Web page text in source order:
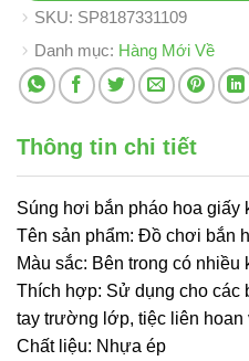
SKU: SP8187331109
Danh mục: Hàng Mới Về
Thông tin chi tiết
Súng hơi bắn pháo hoa giấy
Tên sản phẩm: Đồ chơi bắn
Màu sắc: Bên trong có nhiều
Thích hợp: Sử dụng cho các
tay trường lớp, tiệc liên hoan
Chất liệu: Nhựa ép